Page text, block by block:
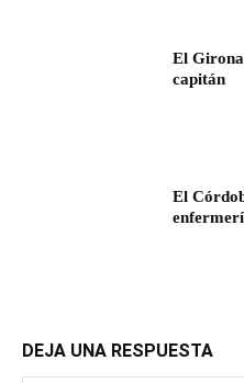
El Girona
capitán
El
DEJA UNA RESPUESTA